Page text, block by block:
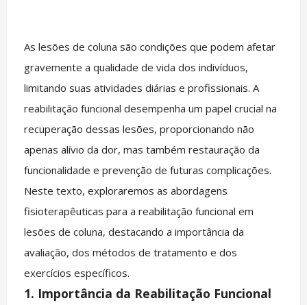
As lesões de coluna são condições que podem afetar
gravemente a qualidade de vida dos indivíduos,
limitando suas atividades diárias e profissionais. A
reabilitação funcional desempenha um papel crucial na
recuperação dessas lesões, proporcionando não
apenas alívio da dor, mas também restauração da
funcionalidade e prevenção de futuras complicações.
Neste texto, exploraremos as abordagens
fisioterapêuticas para a reabilitação funcional em
lesões de coluna, destacando a importância da
avaliação, dos métodos de tratamento e dos
exercícios específicos.
1. Importância da Reabilitação Funcional